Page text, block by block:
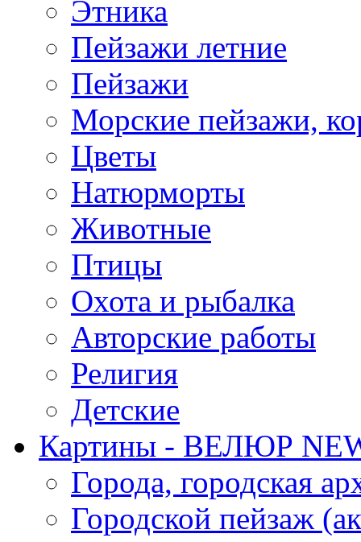
Этника
Пейзажи летние
Пейзажи
Морские пейзажи,
Цветы
Натюрморты
Животные
Птицы
Охота и рыбалка
Авторские работы
Религия
Детские
Картины - ВЕЛЮР
Города, городская
Городской пейзаж